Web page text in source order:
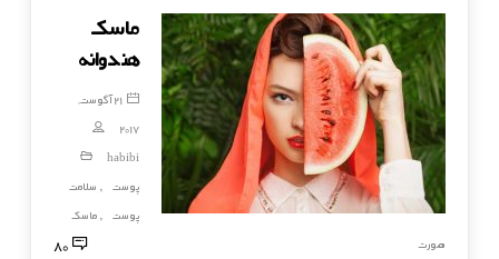
ماسک
هندوانه
21 آگوست,
2017
habibi
پوست
, سلامت
پوست
, ماسک
صورت
80